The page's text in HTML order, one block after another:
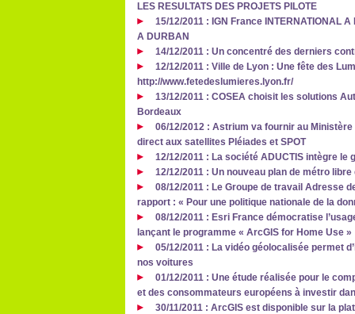
LES RESULTATS DES PROJETS PILOTE
15/12/2011 : IGN France INTERNATIONAL A
A DURBAN
14/12/2011 : Un concentré des derniers
12/12/2011 : Ville de Lyon : Une fête des
http://www.fetedeslumieres.lyon.fr/
13/12/2011 : COSEA choisit les solutions
Bordeaux
06/12/2012 : Astrium va fournir au
direct aux satellites Pléiades et SPOT
12/12/2011 : La société ADUCTIS intègre le
12/12/2011 : Un nouveau plan de métro
08/12/2011 : Le Groupe de travail Adresse
rapport : « Pour une politique nationale de la
08/12/2011 : Esri France démocratise
lançant le programme « ArcGIS for Home Use »
05/12/2011 : La vidéo géolocalisée permet
nos voitures
01/12/2011 : Une étude réalisée pour le
et des consommateurs européens à investir
30/11/2011 : ArcGIS est disponible sur la